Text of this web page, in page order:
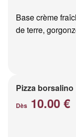
Base crème
de terre,
Pizza borsalino
Dès 10.00 €